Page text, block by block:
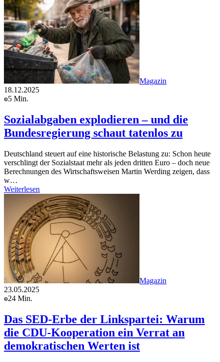
Magazin
18.12.2025
5 Min.
Sozialabgaben explodieren – und die
Bundesregierung schaut tatenlos zu
Deutschland steuert auf eine historische Belastung zu: Schon heute
verschlingt der Sozialstaat mehr als jeden dritten Euro – doch neue
Berechnungen des Wirtschaftsweisen Martin Werding zeigen, dass
w…
Weiterlesen
Magazin
23.05.2025
24 Min.
Das SED-Erbe der Linkspartei: Warum
die CDU-Kooperation ein Verrat an
demokratischen Werten ist